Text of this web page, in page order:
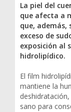
La piel del
que afecta a
que, además,
exceso de
exposición al
hidrolipídico.
El film
mantiene la
sano para